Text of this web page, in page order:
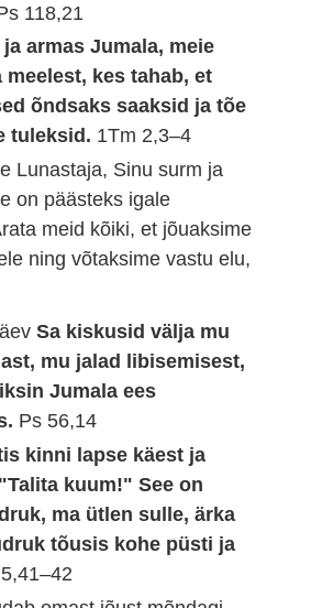
118,21
ja armas Jumala, meie
meelest, kes tahab, et
õndsaks saaksid ja tõe
tuleksid. 1Tm 2,3–4
Lunastaja, Sinu surm ja
on päästeks igale
meid kõiki, et jõuaksime
ning võtaksime vastu elu,
Sa kiskusid välja mu
mu jalad libisemisest,
Jumala ees
Ps 56,14
kinni lapse käest ja
kuum!" See on
ma ütlen sulle, ärka
tõusis kohe püsti ja